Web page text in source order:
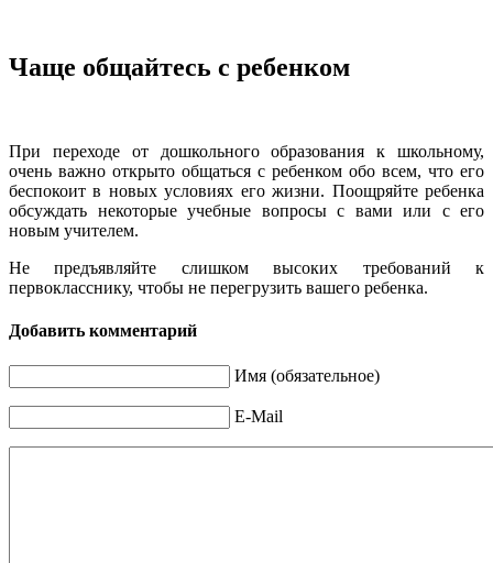
Чаще общайтесь с ребенком
При переходе от дошкольного образования к школьному,
очень важно открыто общаться с ребенком обо всем, что его
беспокоит в новых условиях его жизни. Поощряйте ребенка
обсуждать некоторые учебные вопросы с вами или с его
новым учителем.
Не предъявляйте слишком высоких требований к
первокласснику, чтобы не перегрузить вашего ребенка.
Добавить комментарий
Имя (обязательное)
E-Mail